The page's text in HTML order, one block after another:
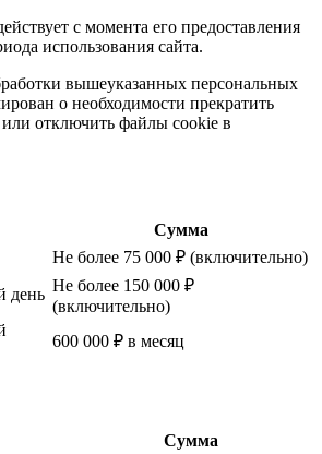
с момента его предоставления
использования сайта.
вышеуказанных персональных
о необходимости прекратить
или отключить файлы cookie в
Сумма
Не более 75 000 ₽ (включительно)
день Не более 150 000 ₽
(включительно)
600 000 ₽ в месяц
Сумма